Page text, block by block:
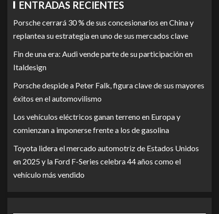
ENTRADAS RECIENTES
Porsche cerrará 30 % de sus concesionarios en China y
replantea su estrategia en uno de sus mercados clave
Fin de una era: Audi vende parte de su participación en
Italdesign
Porsche despide a Peter Falk, figura clave de sus mayores
éxitos en el automovilismo
Los vehículos eléctricos ganan terreno en Europa y
comienzan a imponerse frente a los de gasolina
Toyota lidera el mercado automotriz de Estados Unidos
en 2025 y la Ford F-Series celebra 44 años como el
vehículo más vendido